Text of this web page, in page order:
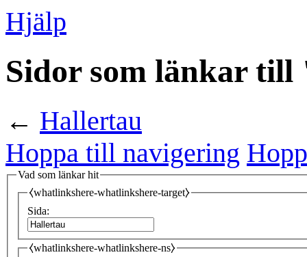
Hjälp
Sidor som länkar
← Hallertau
Hoppa till navigering
Vad som länkar hit
⧼whatlinkshere-whatlinkshere-target⧽
Sida:
⧼whatlinkshere-whatlinkshere-ns⧽